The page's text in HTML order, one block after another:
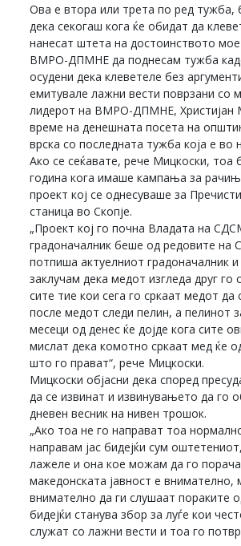
Ова е втора или трета по ред тужба,
дека секогаш кога ќе обидат да
нанесат штета на достоинството
ВМРО-ДПМНЕ да поднесам тужба
осудени дека клеветеле без
емитувале лажни вести поврзани со
лидерот на ВМРО-ДПМНЕ, Христијан
време на денешната посета на
врска со последната тужба која е во
Ако се сеќавате, рече Мицкоски, тоа
година кога имаше кампања за
проект кој се однесуваше за
станица во Скопје.
„Проект кој го почна Владата на
градоначалник беше од редовите на
потпиша актуелниот градоначалник
заклучам дека медот изгледа друг го
сите тие кои сега го сркаат медот да
после медот следи пелин, а пелинот
месеци од денес ќе дојде кога сите
мислат дека комотно сркаат мед ќе
што го прават“, рече Мицкоски.
Мицкоски објасни дека според
да се извинат и извинувањето да го
дневен весник на нивен трошок.
„Ако тоа не го направат тоа
направам јас бидејќи сум
лажеле и она кое можам да го
македонската јавност е внимателно,
внимателно да ги слушаат пораките
бидејќи станува збор за луѓе кои
служат со лажни вести и тоа го